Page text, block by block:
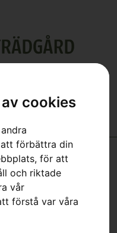
cookies
förbättra din
för att
och riktade
vår
förstå var våra